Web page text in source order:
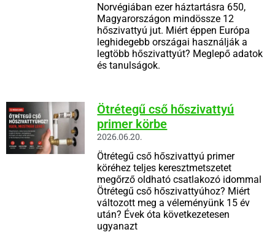
Norvégiában ezer háztartásra 650,
Magyarországon mindössze 12
hőszivattyú jut. Miért éppen Európa
leghidegebb országai használják a
legtöbb hőszivattyút? Meglepő adatok
és tanulságok.
Ötrétegű cső hőszivattyú
primer körbe
2026.06.20.
Ötrétegű cső hőszivattyú primer
köréhez teljes keresztmetszetet
megőrző oldható csatlakozó idommal
Ötrétegű cső hőszivattyúhoz? Miért
változott meg a véleményünk 15 év
után? Évek óta következetesen
ugyanazt